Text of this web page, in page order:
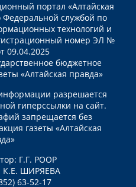
портал «Алтайская
Федеральной службой по
технологий и
номер ЭЛ №
09.04.2025
бюджетное
«Алтайская правда»
разрешается
гиперссылки на сайт.
запрещается без
газеты «Алтайская
Г.Г. РООР
К.Е. ШИРЯЕВА
63-52-17